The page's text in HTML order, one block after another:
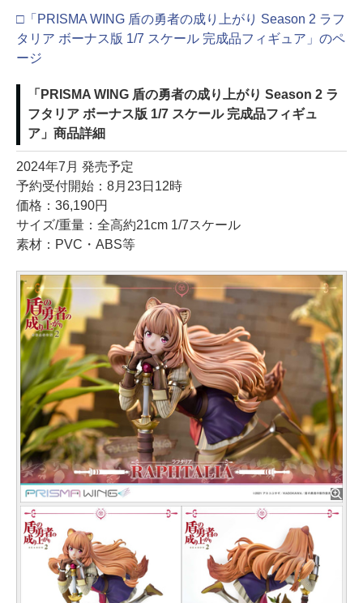
□「PRISMA WING 盾の勇者の成り上がり Season 2 ラフ
タリア ボーナス版 1/7 スケール 完成品フィギュア」のペ
ージ
「PRISMA WING 盾の勇者の成り上がり Season 2 ラ
フタリア ボーナス版 1/7 スケール 完成品フィギュ
ア」商品詳細
2024年7月 発売予定
予約受付開始：8月23日12時
価格：36,190円
サイズ/重量：全高約21cm 1/7スケール
素材：PVC・ABS等